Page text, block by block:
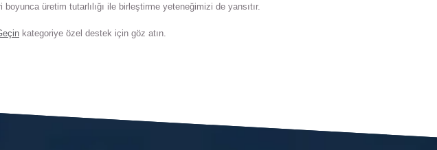
üretim tutarlılığı ile birleştirme yeteneğimizi de yansıtır.
kategoriye özel destek için göz atın.